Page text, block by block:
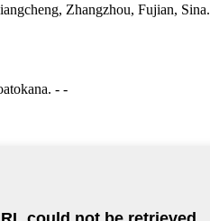
Zhangzhou, Fujian, Sina.
- -